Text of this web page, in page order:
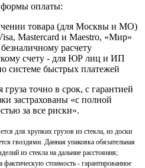
оплаты:
товара (для Москвы и МО)
Mastercard и Maestro, «Мир»
расчету
счету - для ЮР лиц и ИП
системе быстрых платежей
точно в срок, с гарантией
застрахованы «с полной
за все риски».
для хрупких грузов из стекла, из доски
гвоздями. Данная упаковка обязательная
из стекла на дальние расстояния;
фактическую стоимость - гарантированное